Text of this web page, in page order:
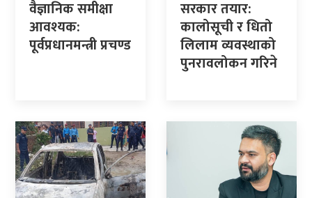
वैज्ञानिक समीक्षा
आवश्यक:
पूर्वप्रधानमन्त्री प्रचण्ड
सरकार तयार:
कालोसूची र धितो
लिलाम व्यवस्थाको
पुनरावलोकन गरिने